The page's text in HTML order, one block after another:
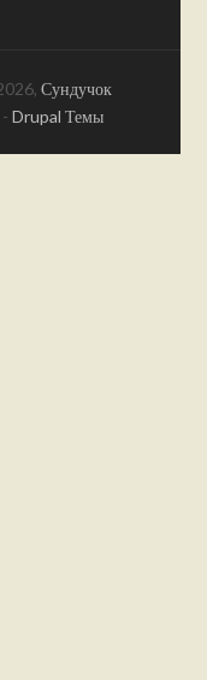
Сундучок
- Drupal Темы